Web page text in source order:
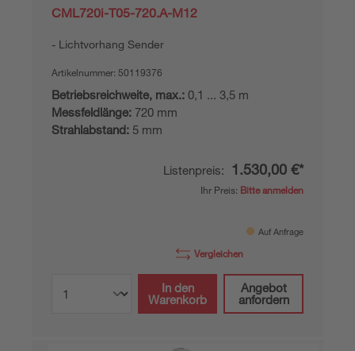
CML720i-T05-720.A-M12
Lichtvorhang Sender
Artikelnummer: 50119376
Betriebsreichweite, max.: 0,1 ... 3,5 m
Messfeldlänge: 720 mm
Strahlabstand: 5 mm
Listenpreis: 1.530,00 €*
Ihr Preis: Bitte anmelden
Auf Anfrage
Vergleichen
In den
Warenkorb
Angebot
anfordern